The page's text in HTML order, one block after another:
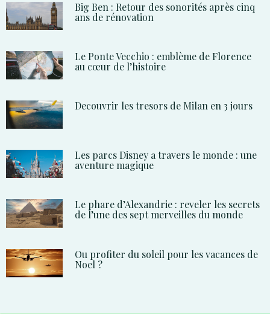
Big Ben : Retour des sonorités après cinq
ans de rénovation
Le Ponte Vecchio : emblème de Florence
au cœur de l’histoire
Decouvrir les tresors de Milan en 3 jours
Les parcs Disney a travers le monde : une
aventure magique
Le phare d’Alexandrie : reveler les secrets
de l’une des sept merveilles du monde
Ou profiter du soleil pour les vacances de
Noel ?